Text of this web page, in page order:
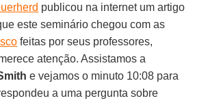
publicou na internet um artigo
este seminário chegou com as
feitas por seus professores,
atenção. Assistamos a
e vejamos o minuto 10:08 para
a uma pergunta sobre